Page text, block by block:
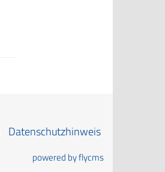
Datenschutzhinweis
powered by flycms